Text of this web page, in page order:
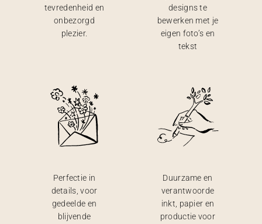
tevredenheid en
onbezorgd
plezier.
designs te
bewerken met je
eigen foto’s en
tekst
Perfectie in
details, voor
gedeelde en
blijvende
Duurzame en
verantwoorde
inkt, papier en
productie voor